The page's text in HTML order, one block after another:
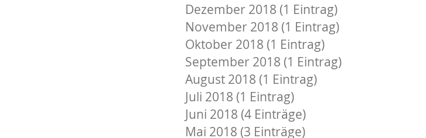
Dezember 2018 (1 Eintrag)
November 2018 (1 Eintrag)
Oktober 2018 (1 Eintrag)
September 2018 (1 Eintrag)
August 2018 (1 Eintrag)
Juli 2018 (1 Eintrag)
Juni 2018 (4 Einträge)
Mai 2018 (3 Einträge)